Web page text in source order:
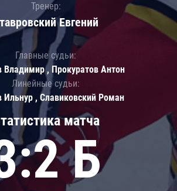
матча
Б
Тренер:
Евгений
Главные судьи:
Владимир , Прокуратов Антон
Линейные судьи:
Ильнур , Славиковский Роман